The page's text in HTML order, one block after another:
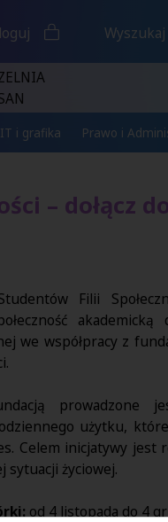
Wyszukaj
i grafika Prawo i
– dołącz
Filii
we współpracy z
prowadzone
użytku,
Celem inicjatywy jest
sytuacji życiowej.
od 4 listopada do 4